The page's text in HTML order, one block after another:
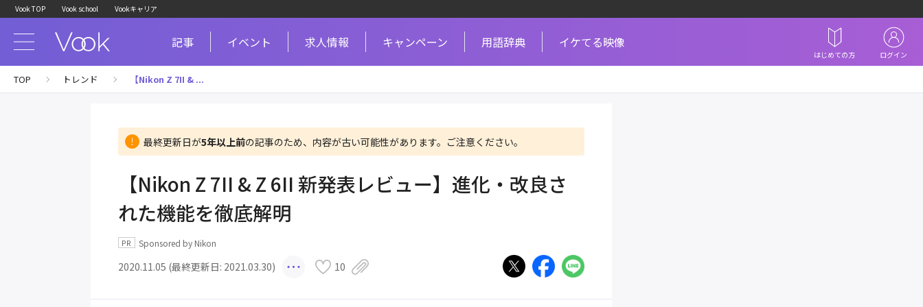
Vook TOP Vook school Vookキャリア
記事 イベント 求人情報 キャンペーン 用語辞典 イケてる映像
はじめての方 ログイン
TOP トレンド 【Nikon Z 7II & ...
最終更新日が5年以上前の記事のため、内容が古い可能性があります。ご注意ください。
【Nikon Z 7II & Z 6II 新発表レビュー】進化・改良さ
れた機能を徹底解明
Sponsored by Nikon
2020.11.05 (最終更新日: 2021.03.30) 10